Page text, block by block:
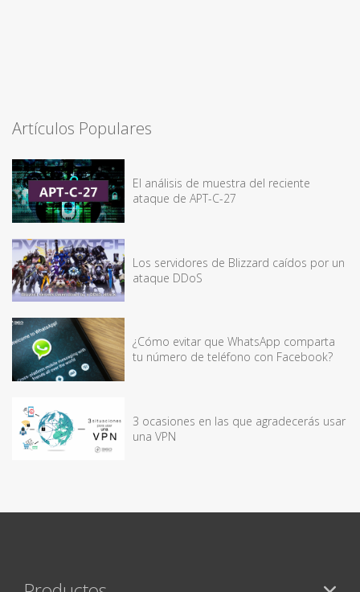
Artículos Populares
El análisis de muestra del reciente
ataque de APT-C-27
Los servidores de Blizzard caídos por un
ataque DDoS
¿Cómo evitar que WhatsApp comparta
tu número de teléfono con Facebook?
3 ocasiones en las que agradecerás usar
una VPN